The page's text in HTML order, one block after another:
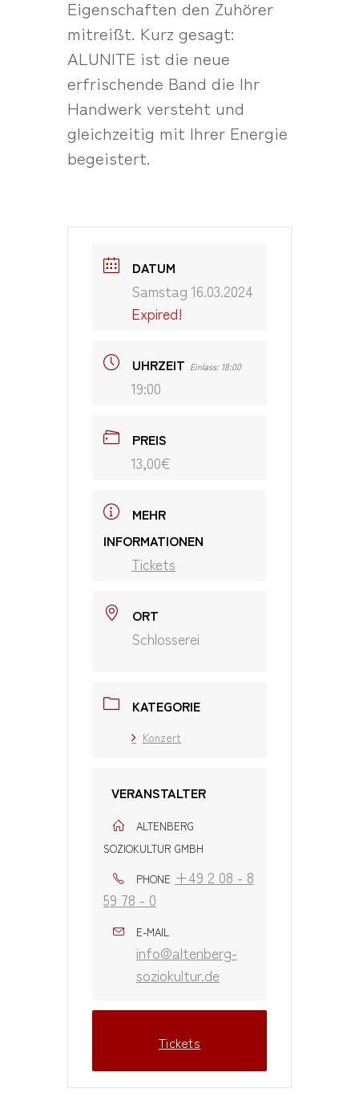
Eigenschaften den Zuhörer
mitreißt. Kurz gesagt:
ALUNITE ist die neue
erfrischende Band die Ihr
Handwerk versteht und
gleichzeitig mit Ihrer Energie
begeistert.
DATUM
Samstag 16.03.2024
Expired!
UHRZEIT Einlass: 18:00
19:00
PREIS
13,00€
MEHR
INFORMATIONEN
Tickets
ORT
Schlosserei
KATEGORIE
Konzert
VERANSTALTER
ALTENBERG
SOZIOKULTUR GMBH
PHONE +49 2 08 - 8
59 78 - 0
E-MAIL
info@altenberg-
soziokultur.de
Tickets